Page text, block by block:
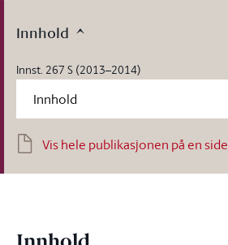
Innhold
Innst. 267 S (2013–2014)
Vis hele publikasjonen på en side